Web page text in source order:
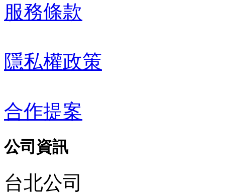
服務條款
隱私權政策
合作提案
公司資訊
台北公司